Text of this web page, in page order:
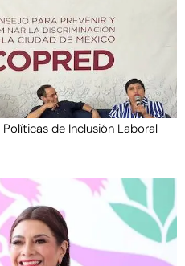
de Inclusión Laboral